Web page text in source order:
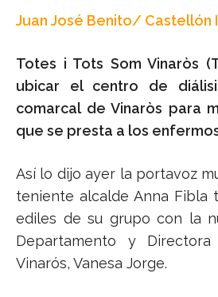
Juan José Benito/ Castellón
Totes i Tots Som Vinaròs
ubicar el centro de
comarcal de Vinaròs para
que se presta a los
Así lo dijo ayer la portavoz
teniente alcalde Anna Fibla
ediles de su grupo con la
Departamento y
Vinarós, Vanesa Jorge.